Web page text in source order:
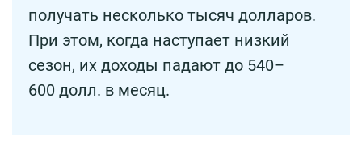
получать несколько тысяч долларов.
При этом, когда наступает низкий
сезон, их доходы падают до 540–
600 долл. в месяц.